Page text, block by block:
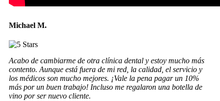
Michael M.
Acabo de cambiarme de otra clínica dental y estoy mucho más
contento. Aunque está fuera de mi red, la calidad, el servicio y
los médicos son mucho mejores. ¡Vale la pena pagar un 10%
más por un buen trabajo! Incluso me regalaron una botella de
vino por ser nuevo cliente.